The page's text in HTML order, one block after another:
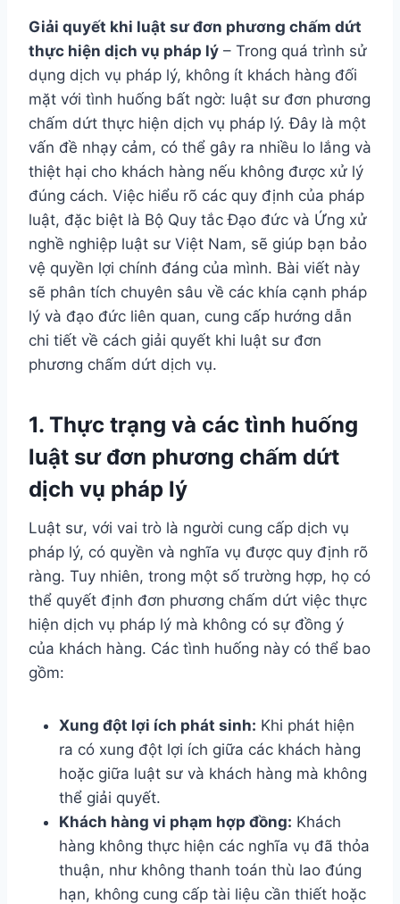
Giải quyết khi luật sư đơn phương chấm dứt
thực hiện dịch vụ pháp lý – Trong quá trình sử
dụng dịch vụ pháp lý, không ít khách hàng đối
mặt với tình huống bất ngờ: luật sư đơn phương
chấm dứt thực hiện dịch vụ pháp lý. Đây là một
vấn đề nhạy cảm, có thể gây ra nhiều lo lắng và
thiệt hại cho khách hàng nếu không được xử lý
đúng cách. Việc hiểu rõ các quy định của pháp
luật, đặc biệt là Bộ Quy tắc Đạo đức và Ứng xử
nghề nghiệp luật sư Việt Nam, sẽ giúp bạn bảo
vệ quyền lợi chính đáng của mình. Bài viết này
sẽ phân tích chuyên sâu về các khía cạnh pháp
lý và đạo đức liên quan, cung cấp hướng dẫn
chi tiết về cách giải quyết khi luật sư đơn
phương chấm dứt dịch vụ.
1. Thực trạng và các tình huống
luật sư đơn phương chấm dứt
dịch vụ pháp lý
Luật sư, với vai trò là người cung cấp dịch vụ
pháp lý, có quyền và nghĩa vụ được quy định rõ
ràng. Tuy nhiên, trong một số trường hợp, họ có
thể quyết định đơn phương chấm dứt việc thực
hiện dịch vụ pháp lý mà không có sự đồng ý
của khách hàng. Các tình huống này có thể bao
gồm:
Xung đột lợi ích phát sinh: Khi phát hiện
ra có xung đột lợi ích giữa các khách hàng
hoặc giữa luật sư và khách hàng mà không
thể giải quyết.
Khách hàng vi phạm hợp đồng: Khách
hàng không thực hiện các nghĩa vụ đã thỏa
thuận, như không thanh toán thù lao đúng
hạn, không cung cấp tài liệu cần thiết hoặc